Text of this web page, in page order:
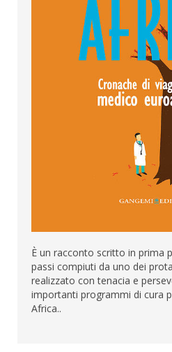
È un racconto scritto in prima
passi compiuti da uno dei
realizzato con tenacia e
importanti programmi di cura
Africa..